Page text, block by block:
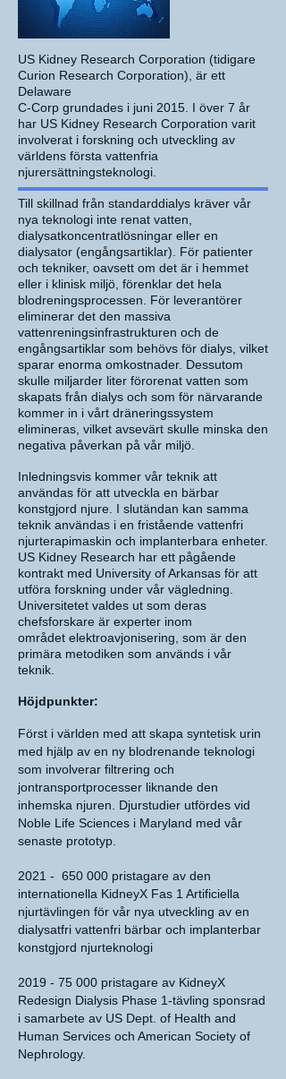
US Kidney Research Corporation (tidigare
Curion Research Corporation), är ett
Delaware
C-Corp grundades i juni 2015. I över 7 år
har US Kidney Research Corporation varit
involverat i forskning och utveckling av
världens första vattenfria
njurersättningsteknologi.
Till skillnad från standarddialys kräver vår
nya teknologi inte renat vatten,
dialysatkoncentratlösningar eller en
dialysator (engångsartiklar). För patienter
och tekniker, oavsett om det är i hemmet
eller i klinisk miljö, förenklar det hela
blodreningsprocessen. För leverantörer
eliminerar det den massiva
vattenreningsinfrastrukturen och de
engångsartiklar som behövs för dialys, vilket
sparar enorma omkostnader. Dessutom
skulle miljarder liter förorenat vatten som
skapats från dialys och som för närvarande
kommer in i vårt dräneringssystem
elimineras, vilket avsevärt skulle minska den
negativa påverkan på vår miljö.
Inledningsvis kommer vår teknik att
användas för att utveckla en bärbar
konstgjord njure. I slutändan kan samma
teknik användas i en fristående vattenfri
njurterapimaskin och implanterbara enheter.
US Kidney Research har ett pågående
kontrakt med University of Arkansas för att
utföra forskning under vår vägledning.
Universitetet valdes ut som deras
chefsforskare är experter inom
området elektroavjonisering, som är den
primära metodiken som används i vår
teknik.
Höjdpunkter:
Först i världen med att skapa syntetisk urin
med hjälp av en ny blodrenande teknologi
som involverar filtrering och
jontransportprocesser liknande den
inhemska njuren. Djurstudier utfördes vid
Noble Life Sciences i Maryland med vår
senaste prototyp.
2021 - 650 000 pristagare av den
internationella KidneyX Fas 1 Artificiella
njurtävlingen för vår nya utveckling av en
dialysatfri vattenfri bärbar och implanterbar
konstgjord njurteknologi
2019 - 75 000 pristagare av KidneyX
Redesign Dialysis Phase 1-tävling sponsrad
i samarbete av US Dept. of Health and
Human Services och American Society of
Nephrology.